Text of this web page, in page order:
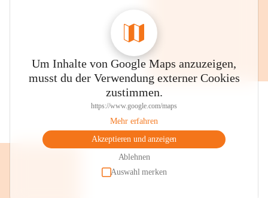
Um Inhalte von Google Maps anzuzeigen,
musst du der Verwendung externer Cookies
zustimmen.
https://www.google.com/maps
Mehr erfahren
Akzeptieren und anzeigen
Ablehnen
Auswahl merken